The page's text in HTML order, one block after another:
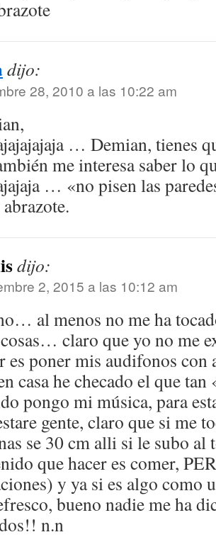
dijo:
28, 2010 a las 10:22 am
… Demian, tienes
me interesa saber lo
… «no pisen las
dijo:
2, 2015 a las 10:12 am
al menos no me ha
cosas… claro que yo no me
es poner mis audifonos
casa he checado el que tan
pongo mi música, para
gente, claro que si me
se 30 cm alli si le subo
que hacer es comer,
y ya si es algo como
bueno nadie me ha
n.n